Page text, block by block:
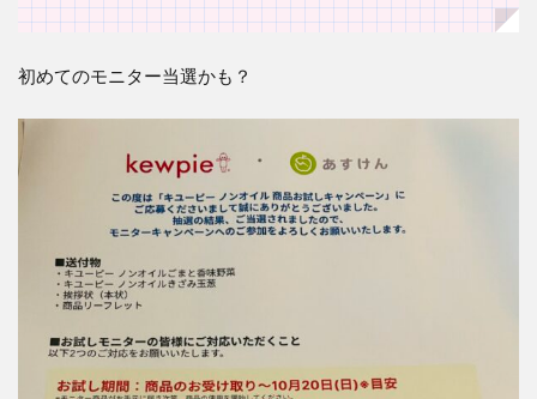
初めてのモニター当選かも？